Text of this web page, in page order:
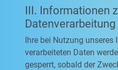
III. Informationen
Datenverarbeitung
Ihre bei Nutzung unseres
verarbeiteten Daten
gesperrt, sobald der